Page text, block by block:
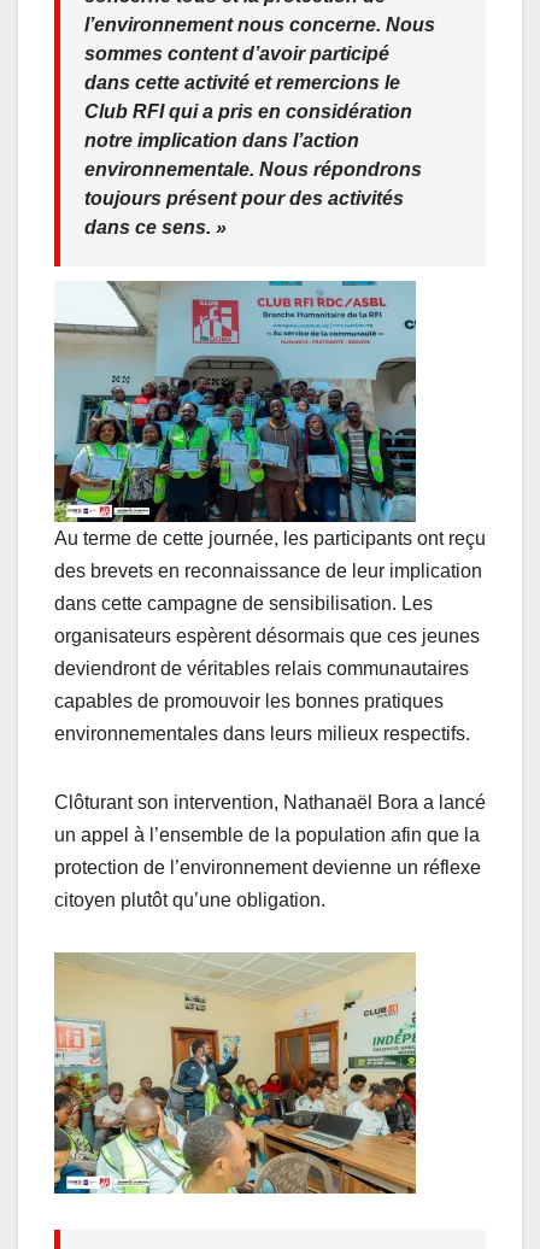
l’environnement nous concerne. Nous
sommes content d’avoir participé
dans cette activité et remercions le
Club RFI qui a pris en considération
notre implication dans l’action
environnementale. Nous répondrons
toujours présent pour des activités
dans ce sens. »
Au terme de cette journée, les participants ont reçu
des brevets en reconnaissance de leur implication
dans cette campagne de sensibilisation. Les
organisateurs espèrent désormais que ces jeunes
deviendront de véritables relais communautaires
capables de promouvoir les bonnes pratiques
environnementales dans leurs milieux respectifs.
Clôturant son intervention, Nathanaël Bora a lancé
un appel à l’ensemble de la population afin que la
protection de l’environnement devienne un réflexe
citoyen plutôt qu’une obligation.